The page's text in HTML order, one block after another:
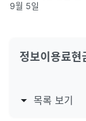
9월 5일
정보이용료현
목록 보기